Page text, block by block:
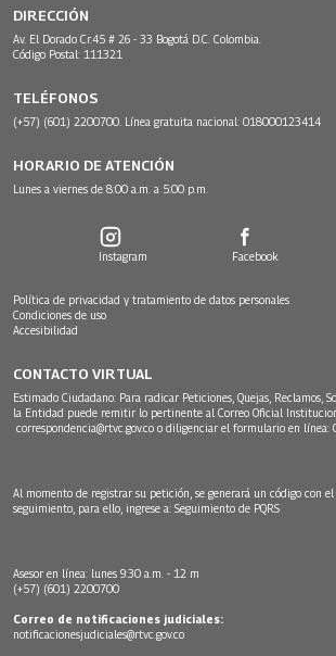
DIRECCIÓN
Av. El Dorado Cr.45 # 26 - 33 Bogotá D.C. Colombia.
Código Postal: 111321
TELÉFONOS
(+57) (601) 2200700. Línea gratuita nacional: 018000123414
HORARIO DE ATENCIÓN
Lunes a viernes de 8:00 a.m. a 5:00 p.m.
Instagram Facebook
Política de privacidad y tratamiento de datos personales
Condiciones de uso
Accesibilidad
CONTACTO VIRTUAL
Estimado Ciudadano: Para radicar Peticiones, Quejas, Reclamos,
la Entidad puede remitir lo pertinente al Correo Oficial
correspondencia@rtvc.gov.co o diligenciar el formulario en línea:
Al momento de registrar su petición, se generará un código con
seguimiento, para ello, ingrese a: Seguimiento de PQRS
Asesor en línea: lunes 9:30 a.m. - 12 m
(+57) (601) 2200700
Correo de notificaciones judiciales:
notificacionesjudiciales@rtvc.gov.co